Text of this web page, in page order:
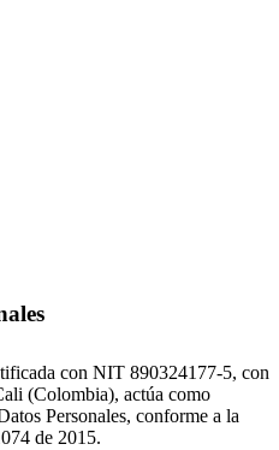
con NIT 890324177-5, con
(Colombia), actúa como
Personales, conforme a la
de 2015.